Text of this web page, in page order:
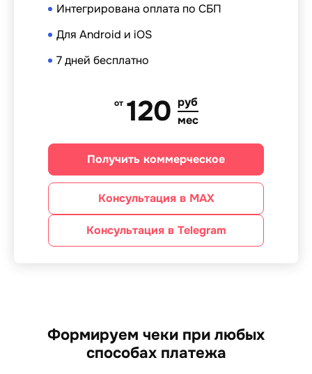
Интегрирована оплата по СБП
Для Android и iOS
7 дней бесплатно
от 120 руб
мес
Получить коммерческое
Консультация в MAX
Консультация в Telegram
Формируем чеки при любых
способах платежа